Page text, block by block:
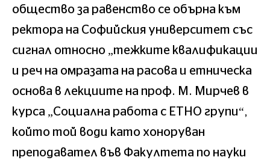
общество за равенство се обърна към
ректора на Софийския университет със
сигнал относно „тежките квалификации
и реч на омразата на расова и етническа
основа в лекциите на проф. М. Мирчев в
курса „Социална работа с ЕТНО групи“,
който той води като хоноруван
преподавател във Факултета по науки